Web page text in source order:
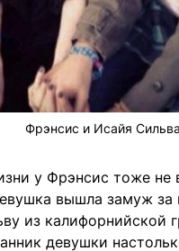
Фрэнсис и Исайя Сильва
у Фрэнсис тоже не
вышла замуж за
из калифорнийской
девушки